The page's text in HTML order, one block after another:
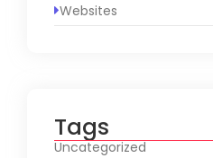
Websites
Tags
Uncategorized